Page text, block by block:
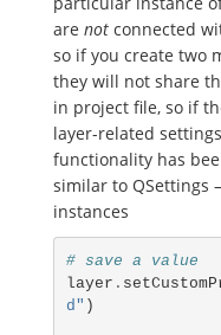
are not connected
so if you create two
they will not share
in project file, so if
layer-related
functionality has
similar to QSettings
instances
# save a value
layer .
d" )